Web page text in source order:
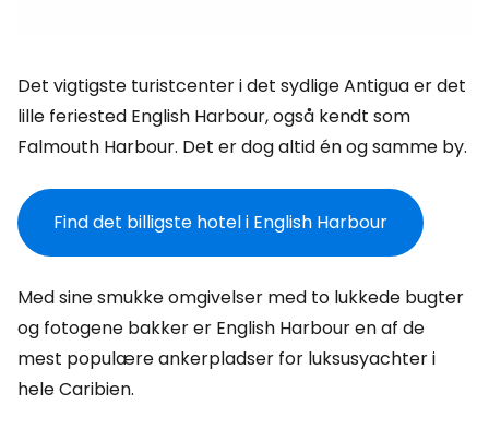
Det vigtigste turistcenter i det sydlige Antigua er det
lille feriested English Harbour, også kendt som
Falmouth Harbour. Det er dog altid én og samme by.
Find det billigste hotel i English Harbour
Med sine smukke omgivelser med to lukkede bugter
og fotogene bakker er English Harbour en af de
mest populære ankerpladser for luksusyachter i
hele Caribien.